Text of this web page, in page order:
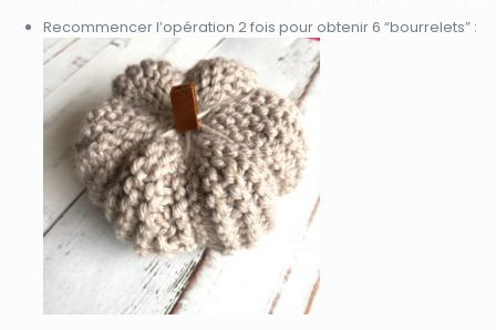
Recommencer l’opération 2 fois pour obtenir 6 “bourrelets” :